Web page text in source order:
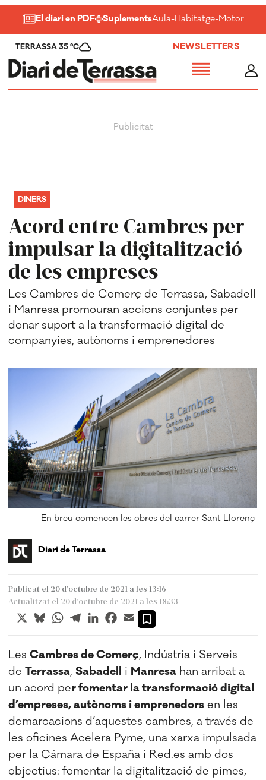
El diari en PDF SuplementsAula-Habitatge-Motor-
TERRASSA 35 ºC NEWSLETTERS
Acord entre Cambres per
impulsar la digitalització
de les empreses
DINERS
Les Cambres de Comerç de Terrassa, Sabadell
i Manresa promouran accions conjuntes per
donar suport a la transformació digital de
companyies, autònoms i emprenedores
En breu comencen les obres del carrer Sant Llorenç
Diari de Terrassa
Publicat el 20 d’octubre de 2021 a les 13:16
Actualitzat el 20 d’octubre de 2021 a les 18:33
X BlueskyWhatsApp
TelegramLinkedInFacebook
Email
LesCambres de Comerç, Indústria i Serveis
deTerrassa,Sabadell i Manresa han arribat a
un acord per fomentar la transformació digital
d’empreses, autònoms i emprenedors en les
demarcacions d’aquestes cambres, a través de
les oficines Acelera Pyme, una xarxa impulsada
per la Cámara de España i Red.es amb dos
objectius: fomentar la digitalització de pimes,